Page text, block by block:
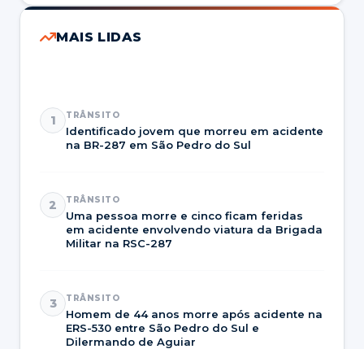
MAIS LIDAS
1 TRÂNSITO
Identificado jovem que morreu em acidente
na BR-287 em São Pedro do Sul
2 TRÂNSITO
Uma pessoa morre e cinco ficam feridas
em acidente envolvendo viatura da Brigada
Militar na RSC-287
3 TRÂNSITO
Homem de 44 anos morre após acidente na
ERS-530 entre São Pedro do Sul e
Dilermando de Aguiar